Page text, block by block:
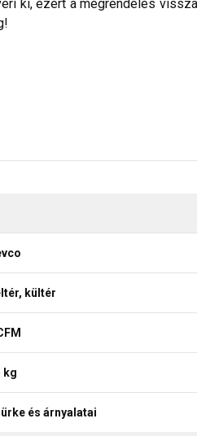
ki, ezért a megrendelés
kültér
kg
és árnyalatai